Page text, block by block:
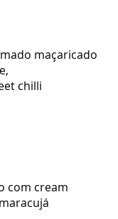
maçaricado
chilli
com cream